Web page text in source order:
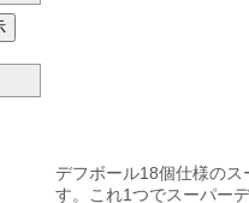
デフボール18個仕様の
す。これ1つでスーパー